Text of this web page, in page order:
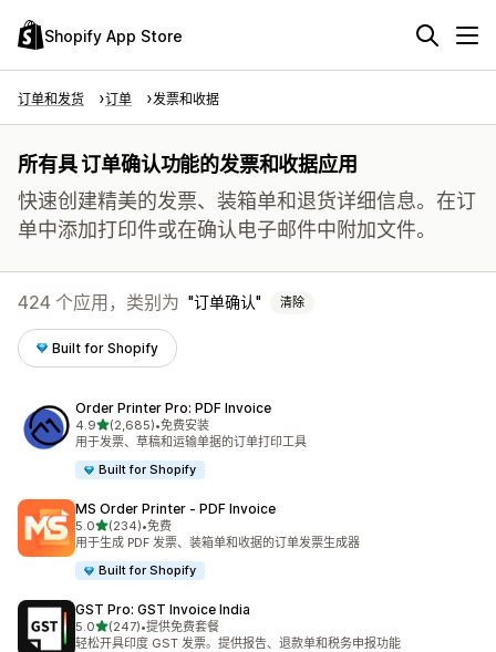
Shopify App Store
订单和发货 订单 发票和收据
所有具 订单确认功能的发票和收据应用
快速创建精美的发票、装箱单和退货详细信息。在订
单中添加打印件或在确认电子邮件中附加文件。
424 个应用，类别为 订单确认 清除
Built for Shopify
Order Printer Pro: PDF Invoice
4.9星（满分 5 星）
(2,685)
总共 2685 条评论
•免费安装
用于发票、草稿和运输单据的订单打印工具
Built for Shopify
MS Order Printer ‑ PDF Invoice
5.0星（满分 5 星）
(234)
总共 234 条评论
•免费
用于生成 PDF 发票、装箱单和收据的订单发票生成器
Built for Shopify
GST Pro: GST Invoice India
5.0星（满分 5 星）
(247)
总共 247 条评论
•提供免费套餐
轻松开具印度 GST 发票。提供报告、退款单和税务申报功能